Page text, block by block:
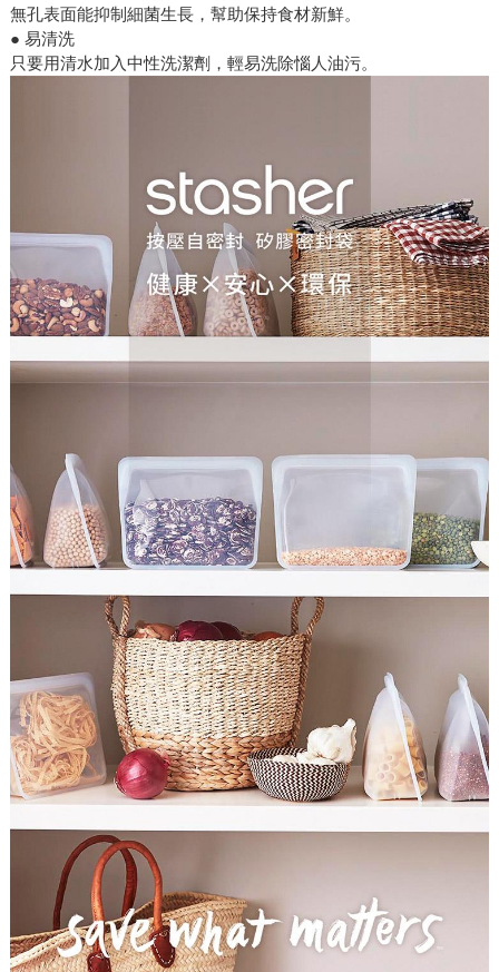
無孔表面能抑制細菌生長，幫助保持食材新鮮。
● 易清洗
只要用清水加入中性洗潔劑，輕易洗除惱人油污。